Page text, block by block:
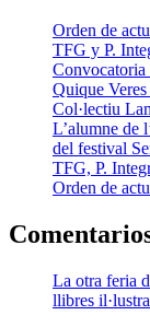
Orden de
TFG y P.
Quique
Col·lectiu
L’alumne de
del festival
TFG, P.
Orden de
La otra feria
llibres